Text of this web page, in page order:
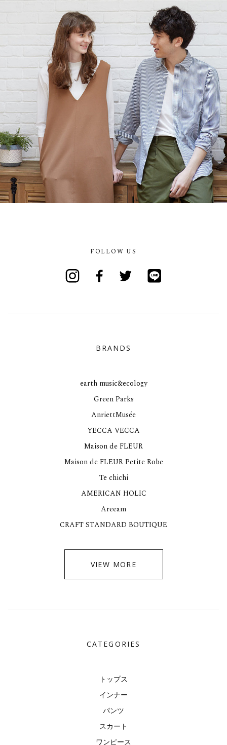
FOLLOW US
BRANDS
earth music&ecology
Green Parks
AnriettMusée
YECCA VECCA
Maison de FLEUR
Maison de FLEUR Petite Robe
Te chichi
AMERICAN HOLIC
Areeam
CRAFT STANDARD BOUTIQUE
VIEW MORE
CATEGORIES
トップス
インナー
パンツ
スカート
ワンピース